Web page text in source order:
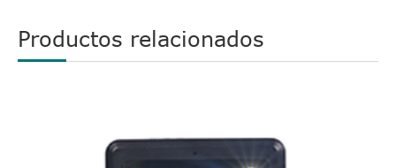
Productos relacionados